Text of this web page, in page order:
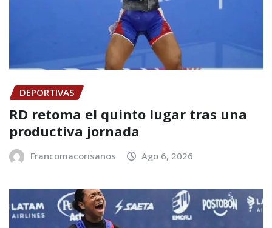
DEPORTIVAS
RD retoma el quinto lugar tras una
productiva jornada
Francomacorisanos Ago 6, 2026